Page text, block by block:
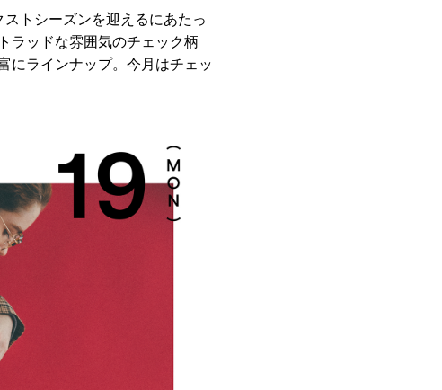
トシーズンを迎えるにあたっ
ラッドな雰囲気のチェック柄
にラインナップ。今月はチェッ